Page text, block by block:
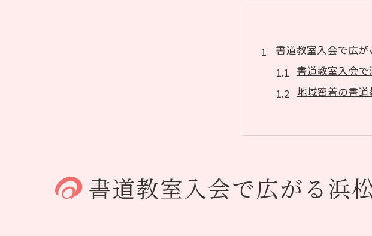
書道教室入会で広
書道教室入会
地域密着の書
書道教室なら
書道教室で広
子供と一緒に始め
子供に合う書
書道教室入会で広がる浜